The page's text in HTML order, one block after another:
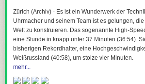
Zürich (Archiv) - Es ist ein Wunderwerk der
Uhrmacher und seinem Team ist es gelungen,
Welt zu konstruieren. Das sogenannte High-
eine Stunde in knapp unter 37 Minuten (36:54).
bisherigen Rekordhalter, eine
Weißrussland (40:58), um stolze vier Minuten.
mehr...